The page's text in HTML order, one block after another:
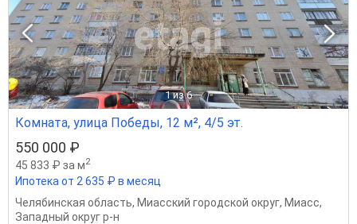
1 из 6
Комната, улица Победы, 12 м², 4/5 эт.
550 000 ₽
45 833 ₽ за м2
Ипотека от 2 635 ₽ в месяц
Челябинская область, Миасский городской округ, Миасс,
Западный округ р-н